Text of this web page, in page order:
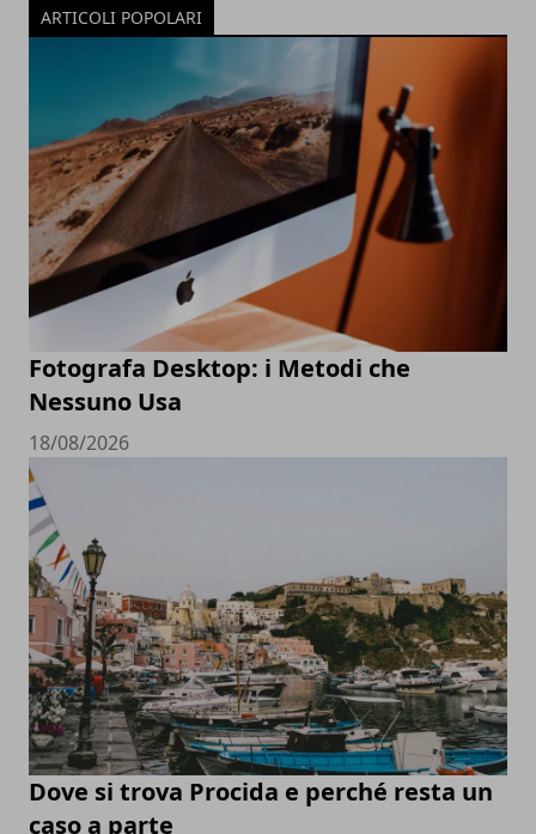
ARTICOLI POPOLARI
Fotografa Desktop: i Metodi che
Nessuno Usa
18/08/2026
Dove si trova Procida e perché resta un
caso a parte